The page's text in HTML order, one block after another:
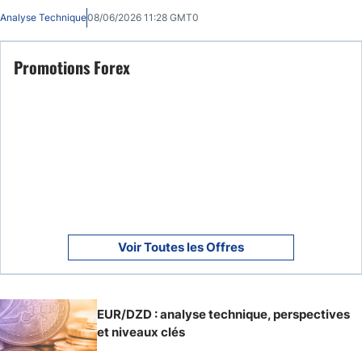
Analyse Technique08/06/2026 11:28 GMT0
Promotions Forex
Voir Toutes les Offres
EUR/DZD : analyse technique, perspectives
et niveaux clés